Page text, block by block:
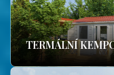
TERMÁLNÍ